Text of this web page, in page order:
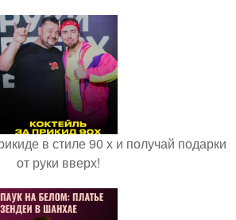
в стиле 90 х и получай подарки
от руки вверх!